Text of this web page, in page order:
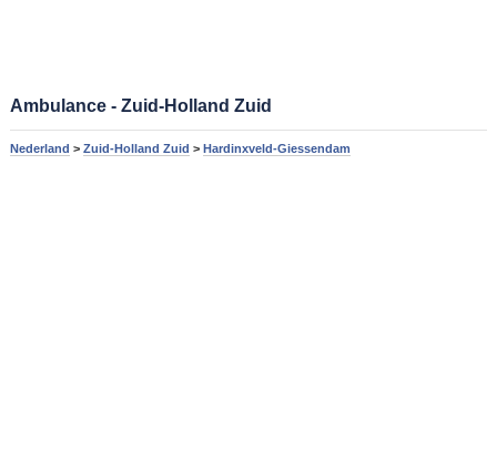
Ambulance - Zuid-Holland Zuid
Nederland > Zuid-Holland Zuid > Hardinxveld-Giessendam